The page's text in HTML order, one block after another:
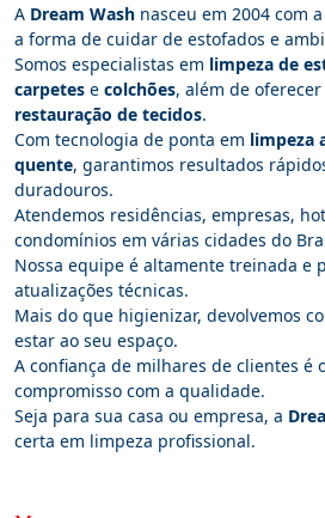
A Dream Wash nasceu em 2004 com
a forma de cuidar de estofados e
Somos especialistas em limpeza de
carpetes e colchões, além de oferecer
restauração de tecidos.
Com tecnologia de ponta em limpeza
quente, garantimos resultados
duradouros.
Atendemos residências, empresas,
condomínios em várias cidades do
Nossa equipe é altamente treinada e
atualizações técnicas.
Mais do que higienizar, devolvemos
estar ao seu espaço.
A confiança de milhares de clientes é
compromisso com a qualidade.
Seja para sua casa ou empresa, a
certa em limpeza profissional.